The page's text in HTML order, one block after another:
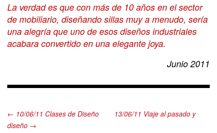
La verdad es que con más de 10 años en el sector
de mobiliario, diseñando sillas muy a menudo, sería
una alegría que uno de esos diseños industriales
acabara convertido en una elegante joya.
Junio 2011
← 10/06/11 Clases de Diseño
13/06/11 Viaje al pasado y
diseño →